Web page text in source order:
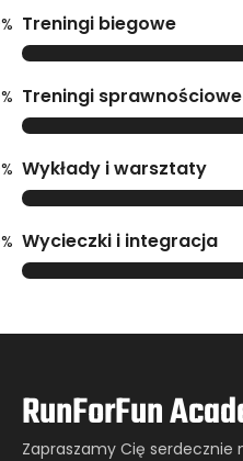
Treningi biegowe
Treningi sprawnościowe
Wykłady i warsztaty
Wycieczki i integracja
RunForFun
Zapraszamy Cię